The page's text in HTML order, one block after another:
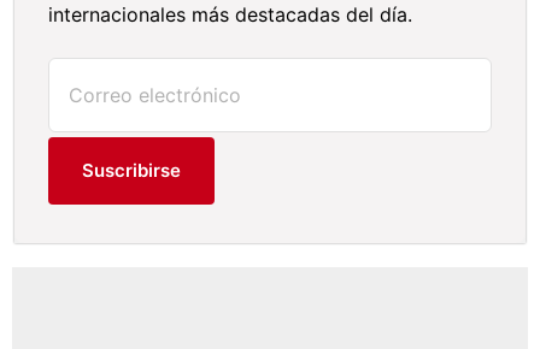
internacionales más destacadas del día.
Suscribirse